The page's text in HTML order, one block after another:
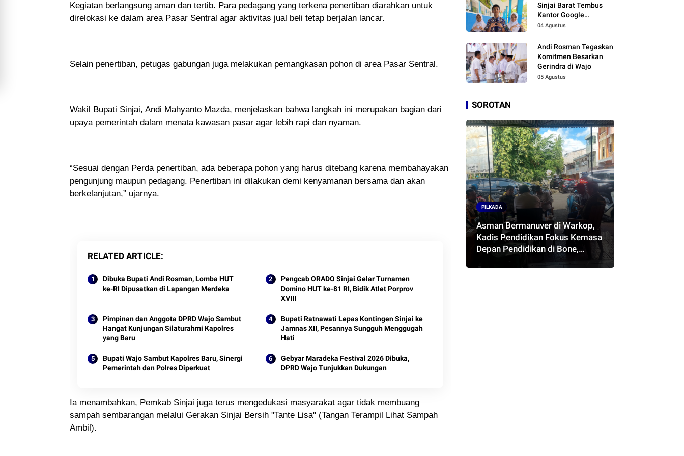
Kegiatan berlangsung aman dan tertib. Para pedagang yang terkena penertiban diarahkan untuk
direlokasi ke dalam area Pasar Sentral agar aktivitas jual beli tetap berjalan lancar.
Selain penertiban, petugas gabungan juga melakukan pemangkasan pohon di area Pasar Sentral.
Wakil Bupati Sinjai, Andi Mahyanto Mazda, menjelaskan bahwa langkah ini merupakan bagian dari
upaya pemerintah dalam menata kawasan pasar agar lebih rapi dan nyaman.
“Sesuai dengan Perda penertiban, ada beberapa pohon yang harus ditebang karena membahayakan
pengunjung maupun pedagang. Penertiban ini dilakukan demi kenyamanan bersama dan akan
berkelanjutan,” ujarnya.
RELATED ARTICLE
Dibuka Bupati Andi Rosman, Lomba HUT
ke-RI Dipusatkan di Lapangan Merdeka
Pengcab ORADO Sinjai Gelar Turnamen
Domino HUT ke-81 RI, Bidik Atlet Porprov
XVIII
Pimpinan dan Anggota DPRD Wajo Sambut
Hangat Kunjungan Silaturahmi Kapolres
yang Baru
Bupati Ratnawati Lepas Kontingen Sinjai ke
Jamnas XII, Pesannya Sungguh Menggugah
Hati
Bupati Wajo Sambut Kapolres Baru, Sinergi
Pemerintah dan Polres Diperkuat
Gebyar Maradeka Festival 2026 Dibuka,
DPRD Wajo Tunjukkan Dukungan
Ia menambahkan, Pemkab Sinjai juga terus mengedukasi masyarakat agar tidak membuang
sampah sembarangan melalui Gerakan Sinjai Bersih "Tante Lisa" (Tangan Terampil Lihat Sampah
Ambil).
Sinjai Barat Tembus
Kantor Google
Indonesia
04 Agustus
Andi Rosman Tegaskan
Komitmen Besarkan
Gerindra di Wajo
05 Agustus
SOROTAN
PILKADA
Asman Bermanuver di Warkop,
Kadis Pendidikan Fokus Kemasa
Depan Pendidikan di Bone,
Akankah Terwujud Pasangan